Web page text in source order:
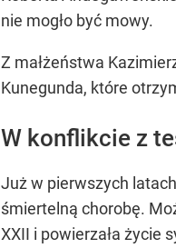
nie mogło być mowy.
Z małżeństwa
Kunegunda, które
W konflikcie z
Już w pierwszych
śmiertelną chorobę.
XXII i powierzała życie